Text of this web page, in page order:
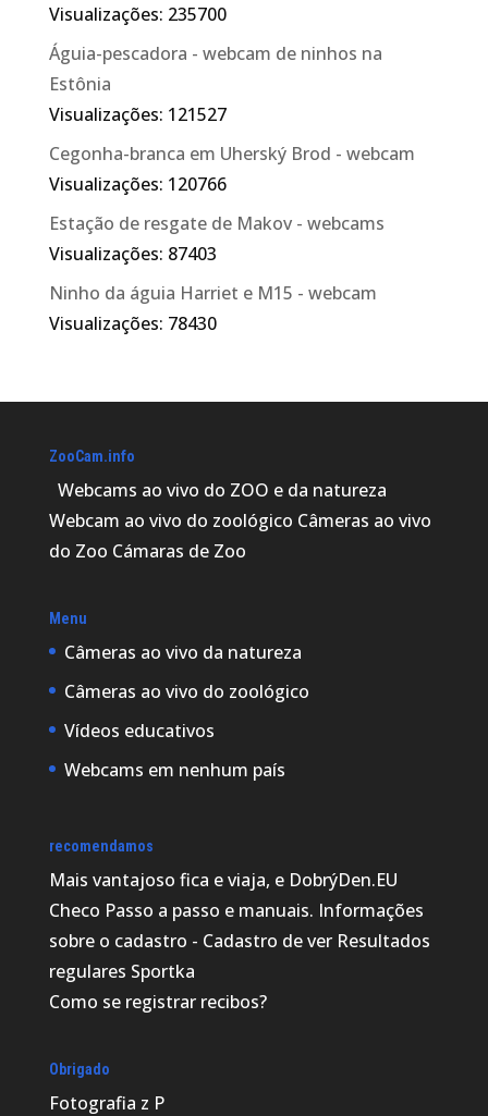
Visualizações: 235700
Águia-pescadora - webcam de ninhos na
Estônia
Visualizações: 121527
Cegonha-branca em Uherský Brod - webcam
Visualizações: 120766
Estação de resgate de Makov - webcams
Visualizações: 87403
Ninho da águia Harriet e M15 - webcam
Visualizações: 78430
ZooCam.info
Webcams ao vivo do ZOO e da natureza
Webcam ao vivo do zoológico Câmeras ao vivo
do Zoo Cámaras de Zoo
Menu
Câmeras ao vivo da natureza
Câmeras ao vivo do zoológico
Vídeos educativos
Webcams em nenhum país
recomendamos
Mais vantajoso fica e viaja, e DobrýDen.EU
Checo Passo a passo e manuais. Informações
sobre o cadastro - Cadastro de verResultados
regulares Sportka
Como se registrar recibos?
Obrigado
Fotografia z P